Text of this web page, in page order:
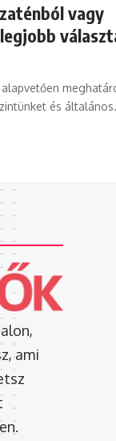
vagy
és általános
ami